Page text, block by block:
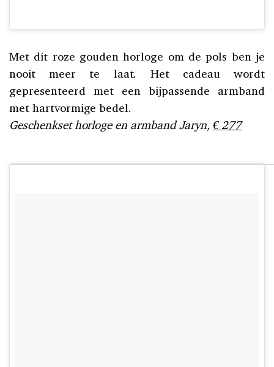
Met dit roze gouden horloge om de pols ben je
nooit meer te laat. Het cadeau wordt
gepresenteerd met een bijpassende armband
met hartvormige bedel.
Geschenkset horloge en armband Jaryn, € 277